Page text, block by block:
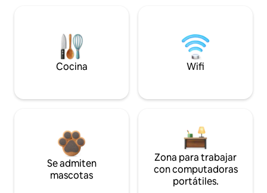
Cocina Wifi
Se admiten
mascotas
Zona para trabajar
con computadoras
portátiles.